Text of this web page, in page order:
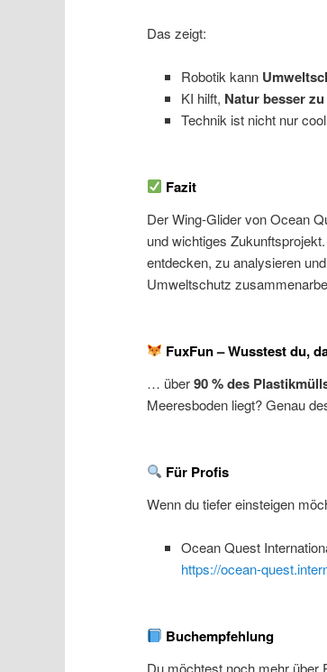
Das zeigt:
Robotik kann
KI hilft, Natur besser
Technik ist nicht nur
Fazit
Der Wing-Glider von Ocean
und wichtiges
entdecken, zu analysieren
Umweltschutz
FuxFun – Wusstest du,
… über90 % des
Meeresboden liegt? Genau
Für Profis
Wenn du tiefer einsteigen
Ocean Quest
https://ocean-
Buchempfehlung
Du möchtest noch mehr über